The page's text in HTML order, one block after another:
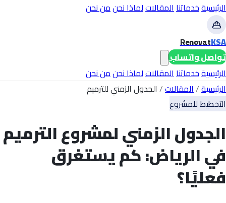
الرئيسيةخدماتناالمقالاتلماذا نحنمن نحن
RenovatKSA
تواصل واتساب
الرئيسيةخدماتناالمقالاتلماذا نحنمن نحن
الرئيسية/المقالات/ الجدول الزمني للترميم
التخطيط للمشروع
الجدول الزمني لمشروع الترميم
في الرياض: كم يستغرق
فعليًا؟